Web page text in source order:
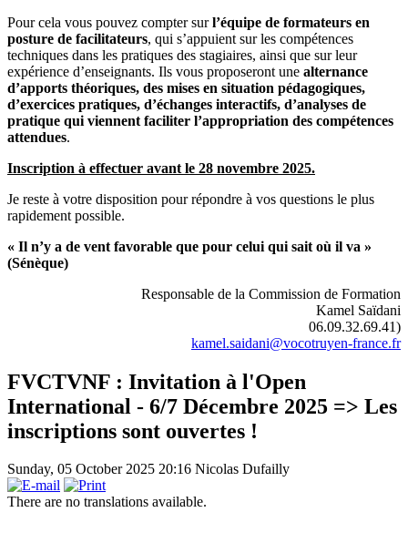
Pour cela vous pouvez compter surl’équipe de formateurs en
posture de facilitateurs, qui s’appuient sur les compétences
techniques dans les pratiques des stagiaires, ainsi que sur leur
expérience d’enseignants. Ils vous proposeront une alternance
d’apports théoriques, des mises en situation pédagogiques,
d’exercices pratiques, d’échanges interactifs, d’analyses de
pratique qui viennent faciliter l’appropriation des compétences
attendues.
Inscription à effectuer avant le 28 novembre 2025.
Je reste à votre disposition pour répondre à vos questions le plus
rapidement possible.
« Il n’y a de vent favorable que pour celui qui sait où il va »
(Sénèque)
Responsable de la Commission de Formation
Kamel Saïdani
06.09.32.69.41)
kamel.saidani@vocotruyen-france.fr
FVCTVNF : Invitation à l'Open
International - 6/7 Décembre 2025 => Les
inscriptions sont ouvertes !
Sunday, 05 October 2025 20:16 Nicolas Dufailly
There are no translations available.